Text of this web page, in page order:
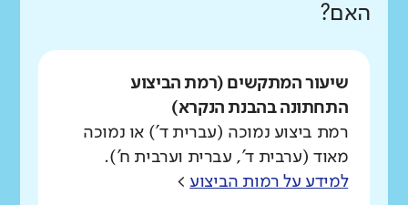
האם?
שיעור המתקשים (רמת הביצוע
התחתונה בהבנת הנקרא)
רמת ביצוע נמוכה (עברית ד') או נמוכה
מאוד (ערבית ד', עברית וערבית ח').
למידע על רמות הביצוע >